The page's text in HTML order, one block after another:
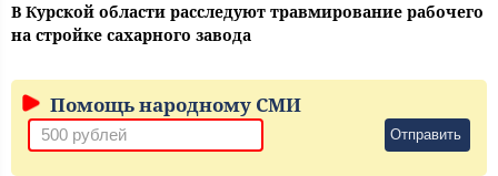
В Курской области расследуют травмирование рабочего
на стройке сахарного завода
Помощь народному СМИ
Отправить